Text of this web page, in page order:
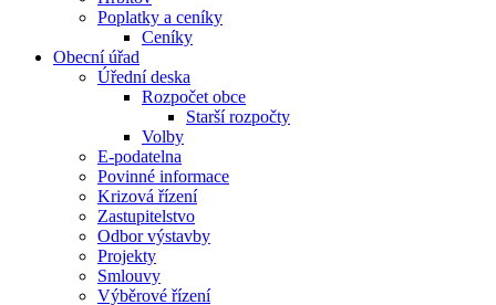
Poplatky a ceníky
Ceníky
Obecní úřad
Úřední deska
Rozpočet obce
Starší rozpočty
Volby
E-podatelna
Povinné informace
Krizová řízení
Zastupitelstvo
Odbor výstavby
Projekty
Smlouvy
Výběrové řízení